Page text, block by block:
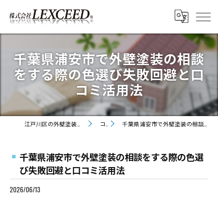
千葉県浦安市で外壁塗装の相談
をする際の色選び失敗回避と口
コミ活用法
コラム 千葉県浦安市で外壁塗装の相談をする際の色選び失敗回避と口コミ活用法
千葉県浦安市で外壁塗装の相談をする際の色選
び失敗回避と口コミ活用法
2026/06/13